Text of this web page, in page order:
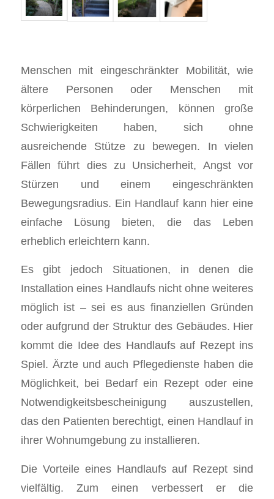
Menschen mit eingeschränkter Mobilität, wie
ältere Personen oder Menschen mit
körperlichen Behinderungen, können große
Schwierigkeiten haben, sich ohne
ausreichende Stütze zu bewegen. In vielen
Fällen führt dies zu Unsicherheit, Angst vor
Stürzen und einem eingeschränkten
Bewegungsradius. Ein Handlauf kann hier eine
einfache Lösung bieten, die das Leben
erheblich erleichtern kann.
Es gibt jedoch Situationen, in denen die
Installation eines Handlaufs nicht ohne weiteres
möglich ist – sei es aus finanziellen Gründen
oder aufgrund der Struktur des Gebäudes. Hier
kommt die Idee des Handlaufs auf Rezept ins
Spiel. Ärzte und auch Pflegedienste haben die
Möglichkeit, bei Bedarf ein Rezept oder eine
Notwendigkeitsbescheinigung auszustellen,
das den Patienten berechtigt, einen Handlauf in
ihrer Wohnumgebung zu installieren.
Die Vorteile eines Handlaufs auf Rezept sind
vielfältig. Zum einen verbessert er die